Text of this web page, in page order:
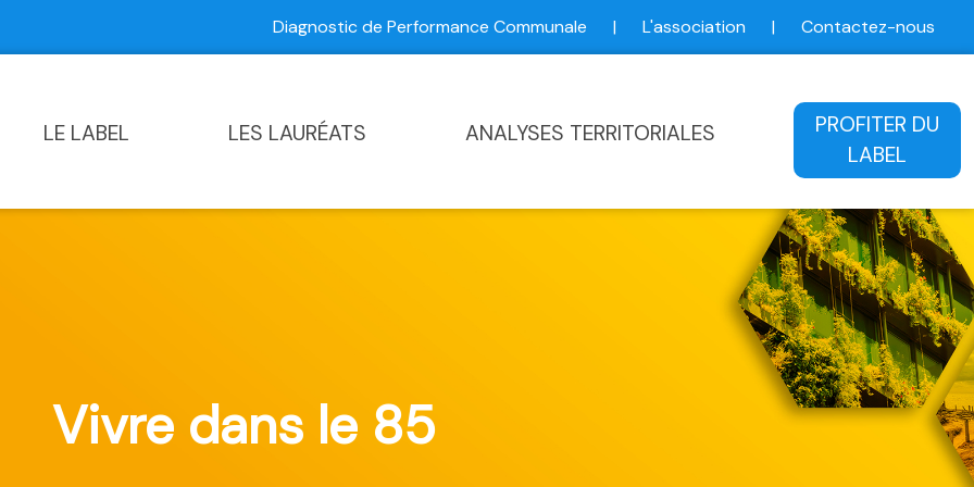
Diagnostic de Performance Communale | L'association | Contactez-nous
LE LABEL LES LAURÉATS ANALYSES TERRITORIALES
PROFITER DU
LABEL
Vivre dans le 85